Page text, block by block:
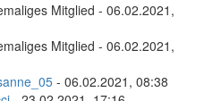
Mitglied - 06.02.2021,
Mitglied - 06.02.2021,
- 06.02.2021, 08:38